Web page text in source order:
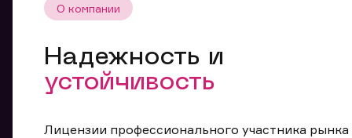
О компании
Надежность и
устойчивость
Лицензии профессионального участника рынка